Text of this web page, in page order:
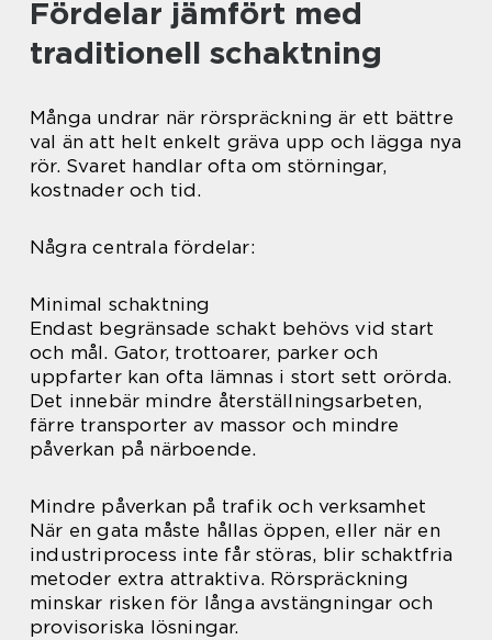
Fördelar jämfört med
traditionell schaktning
Många undrar när rörspräckning är ett bättre
val än att helt enkelt gräva upp och lägga nya
rör. Svaret handlar ofta om störningar,
kostnader och tid.
Några centrala fördelar:
Minimal schaktning
Endast begränsade schakt behövs vid start
och mål. Gator, trottoarer, parker och
uppfarter kan ofta lämnas i stort sett orörda.
Det innebär mindre återställningsarbeten,
färre transporter av massor och mindre
påverkan på närboende.
Mindre påverkan på trafik och verksamhet
När en gata måste hållas öppen, eller när en
industriprocess inte får störas, blir schaktfria
metoder extra attraktiva. Rörspräckning
minskar risken för långa avstängningar och
provisoriska lösningar.